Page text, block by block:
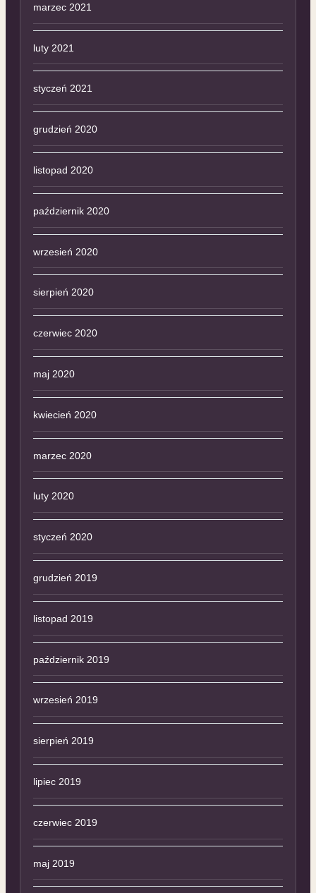
marzec 2021
luty 2021
styczeń 2021
grudzień 2020
listopad 2020
październik 2020
wrzesień 2020
sierpień 2020
czerwiec 2020
maj 2020
kwiecień 2020
marzec 2020
luty 2020
styczeń 2020
grudzień 2019
listopad 2019
październik 2019
wrzesień 2019
sierpień 2019
lipiec 2019
czerwiec 2019
maj 2019